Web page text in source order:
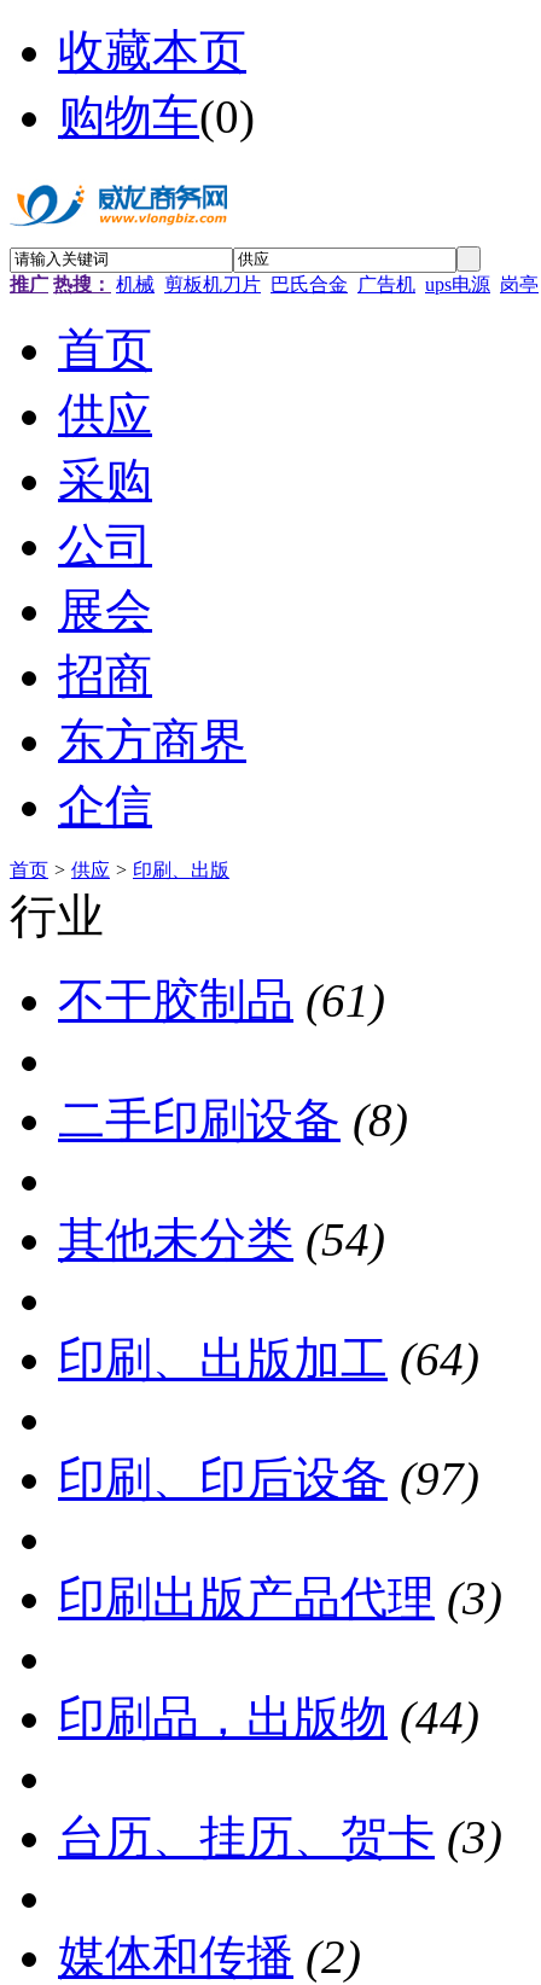
收藏本页
购物车(0)
推广 热搜： 机械 剪板机刀片 巴氏合金 广告机 ups电源 岗亭
首页
供应
采购
公司
展会
招商
东方商界
企信
首页 > 供应 > 印刷、出版
行业
不干胶制品 (61)
二手印刷设备 (8)
其他未分类 (54)
印刷、出版加工 (64)
印刷、印后设备 (97)
印刷出版产品代理 (3)
印刷品，出版物 (44)
台历、挂历、贺卡 (3)
媒体和传播 (2)